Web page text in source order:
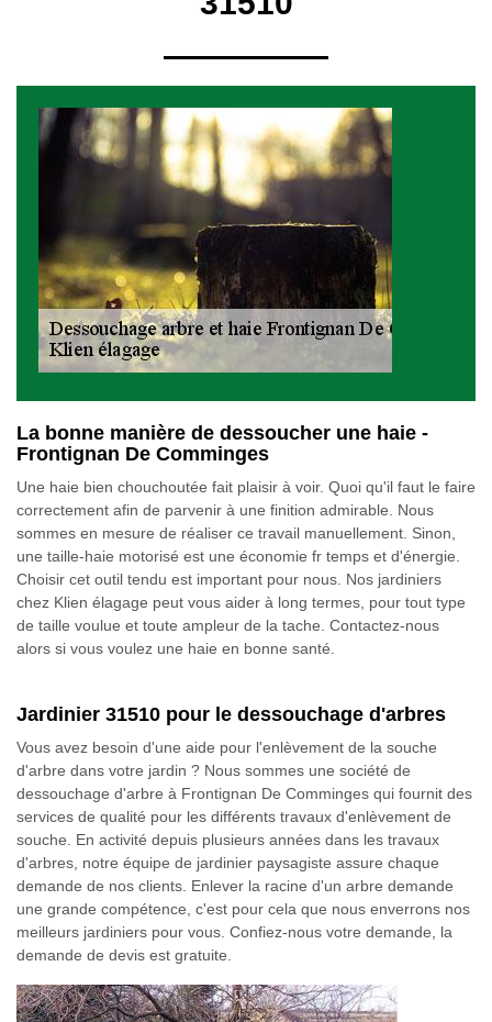
La bonne manière de dessoucher une haie -
Frontignan De Comminges
Une haie bien chouchoutée fait plaisir à voir. Quoi qu'il faut le faire
correctement afin de parvenir à une finition admirable. Nous
sommes en mesure de réaliser ce travail manuellement. Sinon,
une taille-haie motorisé est une économie fr temps et d'énergie.
Choisir cet outil tendu est important pour nous. Nos jardiniers
chez Klien élagage peut vous aider à long termes, pour tout type
de taille voulue et toute ampleur de la tache. Contactez-nous
alors si vous voulez une haie en bonne santé.
Jardinier 31510 pour le dessouchage d'arbres
Vous avez besoin d'une aide pour l'enlèvement de la souche
d'arbre dans votre jardin ? Nous sommes une société de
dessouchage d'arbre à Frontignan De Comminges qui fournit des
services de qualité pour les différents travaux d'enlèvement de
souche. En activité depuis plusieurs années dans les travaux
d'arbres, notre équipe de jardinier paysagiste assure chaque
demande de nos clients. Enlever la racine d'un arbre demande
une grande compétence, c'est pour cela que nous enverrons nos
meilleurs jardiniers pour vous. Confiez-nous votre demande, la
demande de devis est gratuite.